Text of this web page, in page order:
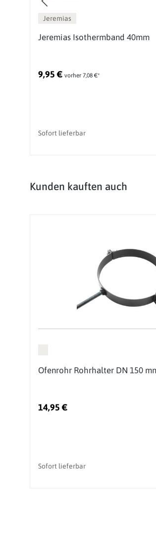
Jeremias
Jeremias Isothermband 40mm
9,95 € vorher 7,08 €*
Sofort lieferbar
Produktgalerie überspringen
Kunden kauften auch
Ofenrohr Rohrhalter DN 150
14,95 €
Sofort lieferbar